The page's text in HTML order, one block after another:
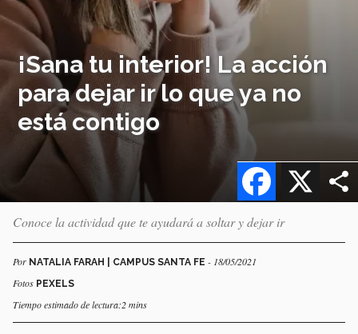
¡Sana tu interior! La acción
para dejar ir lo que ya no
está contigo
X
Facebook
Conoce la actividad que te ayudará a soltar y dejar ir
Por NATALIA FARAH | CAMPUS SANTA FE - 18/05/2021
Fotos PEXELS
Tiempo estimado de lectura:2 mins